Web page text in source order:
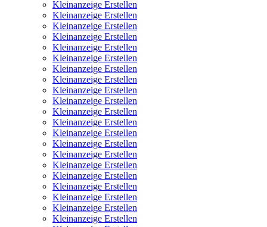
Kleinanzeige Erstellen
Kleinanzeige Erstellen
Kleinanzeige Erstellen
Kleinanzeige Erstellen
Kleinanzeige Erstellen
Kleinanzeige Erstellen
Kleinanzeige Erstellen
Kleinanzeige Erstellen
Kleinanzeige Erstellen
Kleinanzeige Erstellen
Kleinanzeige Erstellen
Kleinanzeige Erstellen
Kleinanzeige Erstellen
Kleinanzeige Erstellen
Kleinanzeige Erstellen
Kleinanzeige Erstellen
Kleinanzeige Erstellen
Kleinanzeige Erstellen
Kleinanzeige Erstellen
Kleinanzeige Erstellen
Kleinanzeige Erstellen